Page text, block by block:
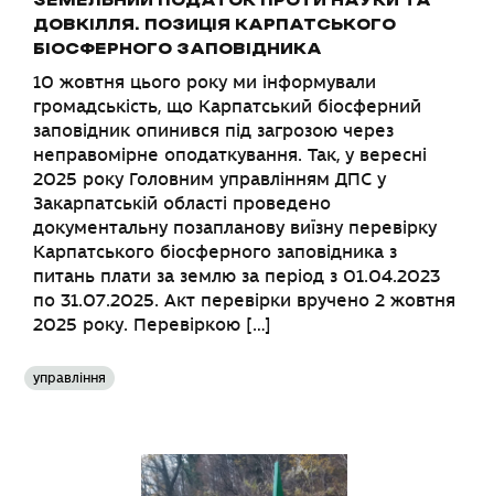
ДОВКІЛЛЯ. ПОЗИЦІЯ КАРПАТСЬКОГО
БІОСФЕРНОГО ЗАПОВІДНИКА
10 жовтня цього року ми інформували
громадськість, що Карпатський біосферний
заповідник опинився під загрозою через
неправомірне оподаткування. Так, у вересні
2025 року Головним управлінням ДПС у
Закарпатській області проведено
документальну позапланову виїзну перевірку
Карпатського біосферного заповідника з
питань плати за землю за період з 01.04.2023
по 31.07.2025. Акт перевірки вручено 2 жовтня
2025 року. Перевіркою […]
управління